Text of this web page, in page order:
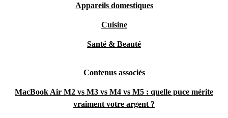
Appareils domestiques
Cuisine
Santé & Beauté
Contenus associés
MacBook Air M2 vs M3 vs M4 vs M5 : quelle puce mérite
vraiment votre argent ?